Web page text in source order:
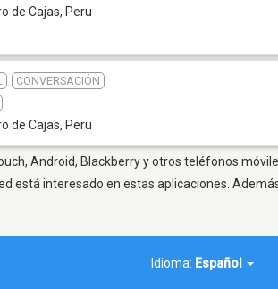
de Cajas, Peru
CONVERSACIÓN
de Cajas, Peru
Android, Blackberry y otros teléfonos
está interesado en estas aplicaciones.
Idioma: Español